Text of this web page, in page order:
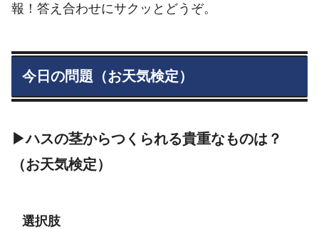
報！答え合わせにサクッとどうぞ。
今日の問題（お天気検定）
▶ハスの茎からつくられる貴重なものは？
（お天気検定）
選択肢